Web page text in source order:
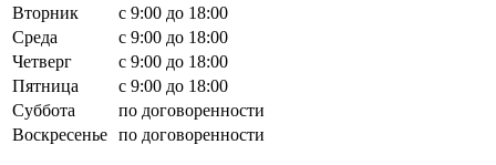
Вторник
с 9:00 до 18:00
Среда
с 9:00 до 18:00
Четверг
с 9:00 до 18:00
Пятница
с 9:00 до 18:00
Суббота
по договоренности
Воскресенье по договоренности